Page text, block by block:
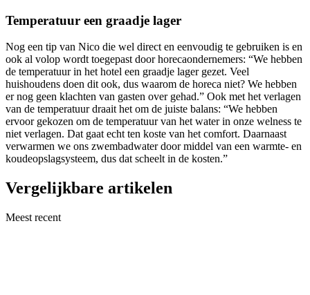
Temperatuur een graadje lager
Nog een tip van Nico die wel direct en eenvoudig te gebruiken is en
ook al volop wordt toegepast door horecaondernemers: “We hebben
de temperatuur in het hotel een graadje lager gezet. Veel
huishoudens doen dit ook, dus waarom de horeca niet? We hebben
er nog geen klachten van gasten over gehad.” Ook met het verlagen
van de temperatuur draait het om de juiste balans: “We hebben
ervoor gekozen om de temperatuur van het water in onze welness te
niet verlagen. Dat gaat echt ten koste van het comfort. Daarnaast
verwarmen we ons zwembadwater door middel van een warmte- en
koudeopslagsysteem, dus dat scheelt in de kosten.”
Vergelijkbare artikelen
Meest recent